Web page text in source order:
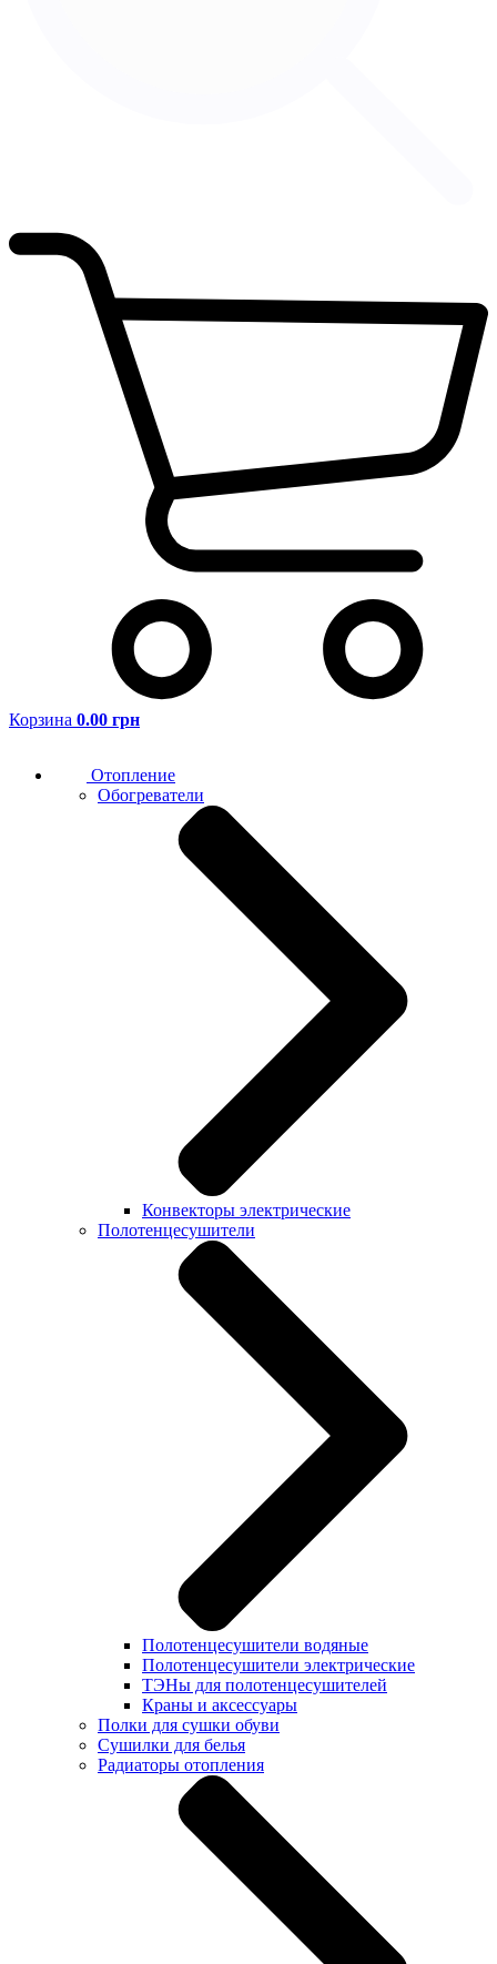
Корзина 0.00 грн
Отопление
Обогреватели
Конвекторы электрические
Полотенцесушители
Полотенцесушители водяные
Полотенцесушители электрические
ТЭНы для полотенцесушителей
Краны и аксессуары
Полки для сушки обуви
Сушилки для белья
Радиаторы отопления